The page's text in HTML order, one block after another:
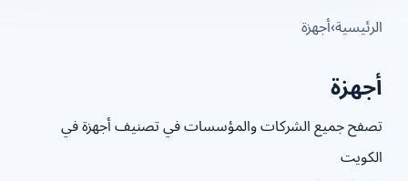
›أجهزة
جميع الشركات والمؤسسات في تصنيف أجهزة في